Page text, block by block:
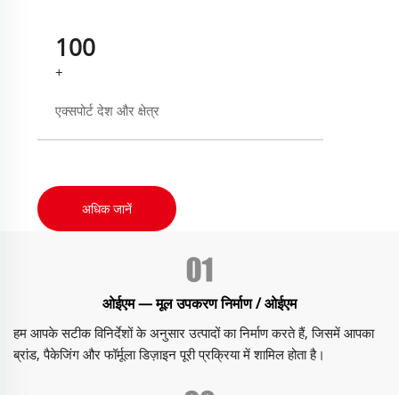
100
+
एक्सपोर्ट देश और क्षेत्र
अधिक जानें
ओईएम — मूल उपकरण निर्माण / ओईएम
हम आपके सटीक विनिर्देशों के अनुसार उत्पादों का निर्माण करते हैं, जिसमें आपका
ब्रांड, पैकेजिंग और फॉर्मूला डिज़ाइन पूरी प्रक्रिया में शामिल होता है।